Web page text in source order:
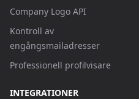
Company Logo API
Kontroll av
engångsmailadresser
Professionell profilvisare
INTEGRATIONER